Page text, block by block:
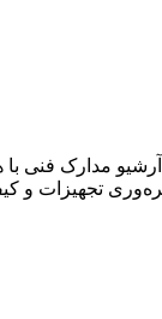
مدارک فنی با
تجهیزات